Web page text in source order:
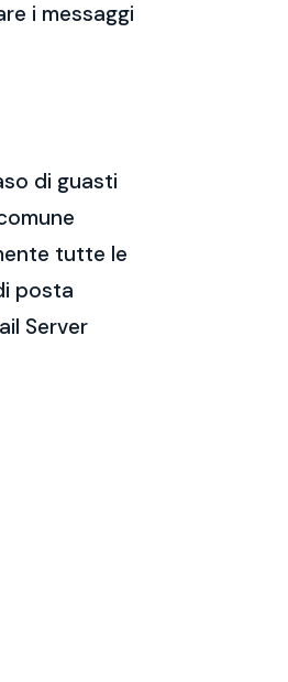
i messaggi
di guasti
tutte le
posta
Server